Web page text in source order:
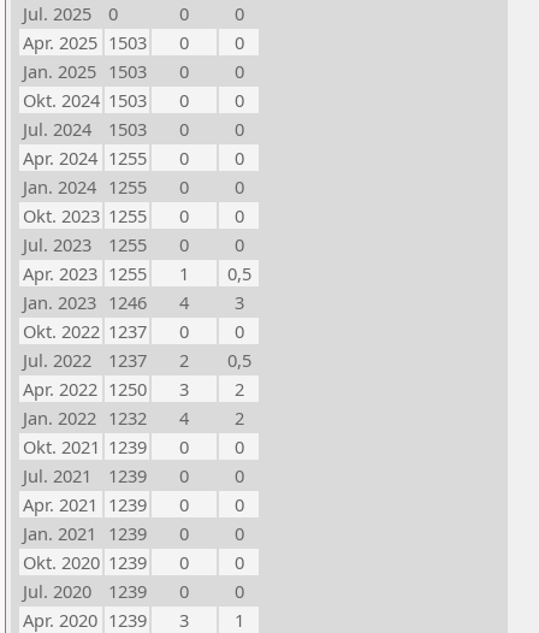
Jul. 2025
0 0
0
Apr. 2025 1503 0
0
Jan. 2025 1503 0
0
Okt. 2024 1503 0
0
Jul. 2024
1503 0
0
Apr. 2024 1255 0
0
Jan. 2024 1255 0
0
Okt. 2023 1255 0
0
Jul. 2023
1255 0
0
Apr. 2023 1255 1
0,5
Jan. 2023 1246 4
3
Okt. 2022 1237 0
0
Jul. 2022
1237 2
0,5
Apr. 2022 1250 3
2
Jan. 2022 1232 4
2
Okt. 2021 1239 0
0
Jul. 2021
1239 0
0
Apr. 2021 1239 0
0
Jan. 2021
1239 0
0
Okt. 2020 1239 0
0
Jul. 2020
1239 0
0
Apr. 2020 1239 3
1